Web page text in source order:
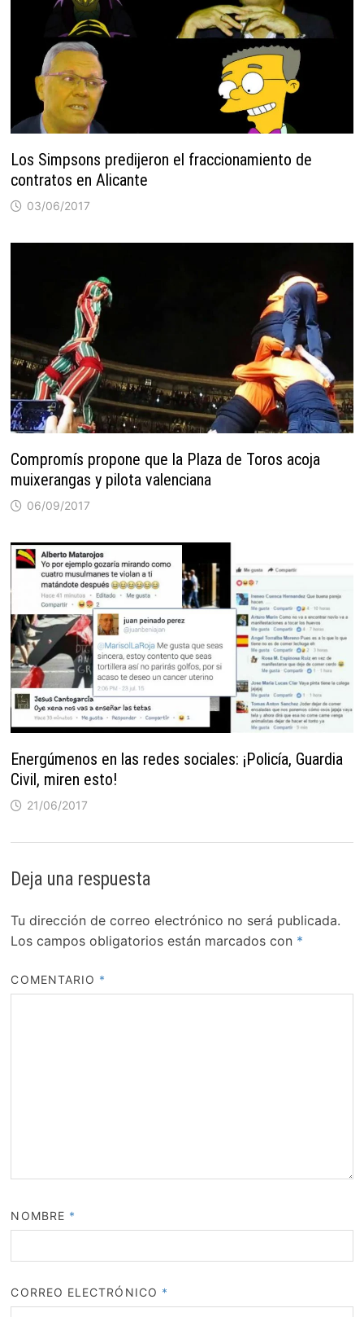
Los Simpsons predijeron el fraccionamiento de
contratos en Alicante
03/06/2017
Compromís propone que la Plaza de Toros acoja
muixerangas y pilota valenciana
06/09/2017
Energúmenos en las redes sociales: ¡Policía, Guardia
Civil, miren esto!
21/06/2017
Deja una respuesta
Tu dirección de correo electrónico no será publicada.
Los campos obligatorios están marcados con *
COMENTARIO *
NOMBRE *
CORREO ELECTRÓNICO *